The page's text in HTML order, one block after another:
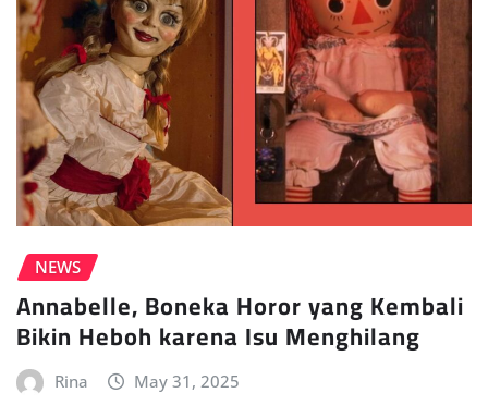
NEWS
Annabelle, Boneka Horor yang Kembali
Bikin Heboh karena Isu Menghilang
Rina May 31, 2025